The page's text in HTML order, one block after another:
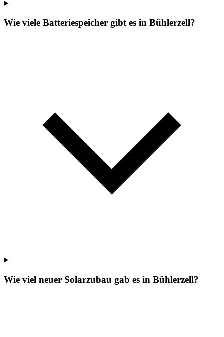
Wie viele Batteriespeicher gibt es in Bühlerzell?
Wie viel neuer Solarzubau gab es in Bühlerzell?